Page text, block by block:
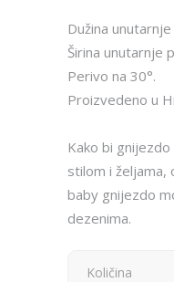
Dužina
Širina unutarnje
Perivo na 30°.
Proizvedeno u
Kako bi gnijezdo
stilom i željama,
baby gnijezdo
dezenima.
Baby
Količina